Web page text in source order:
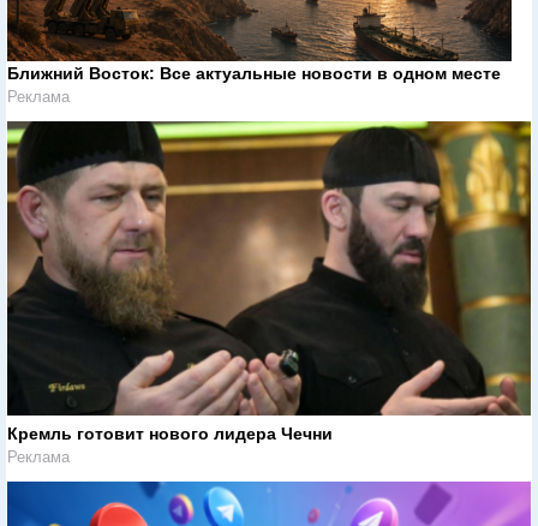
Ближний Восток: Все актуальные новости в одном месте
Реклама
Кремль готовит нового лидера Чечни
Реклама